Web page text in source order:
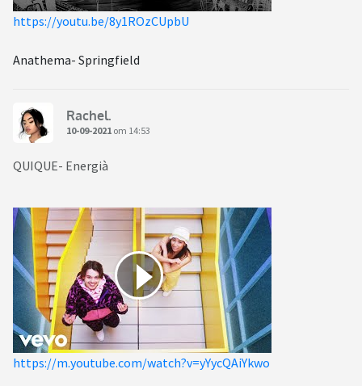
https://youtu.be/8y1ROzCUpbU
Anathema- Springfield
Rachel.
10-09-2021 om 14:53
QUIQUE- Energià
https://m.youtube.com/watch?v=yYycQAiYkwo